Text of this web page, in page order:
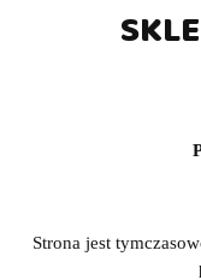
Strona jest